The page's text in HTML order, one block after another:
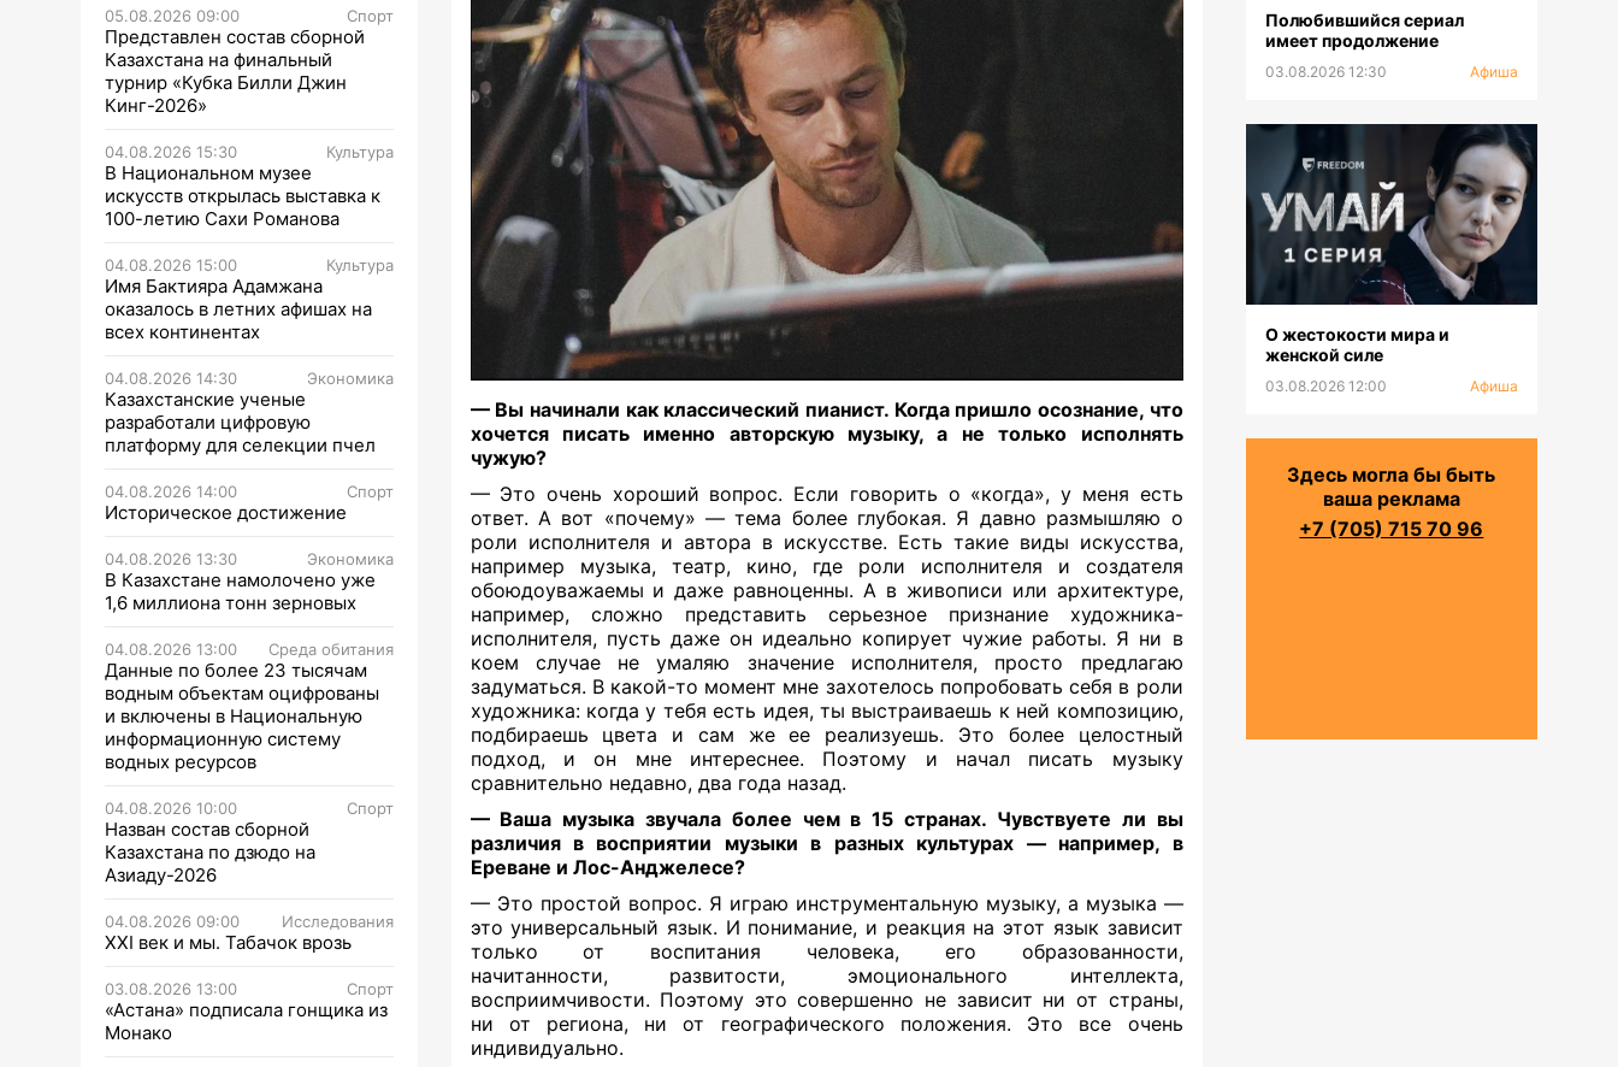
05.08.2026 09:00 Спорт
Представлен состав сборной
Казахстана на финальный
турнир «Кубка Билли Джин
Кинг-2026»
04.08.2026 15:30 Культура
В Национальном музее
искусств открылась выставка к
100-летию Сахи Романова
04.08.2026 15:00 Культура
Имя Бактияра Адамжана
оказалось в летних афишах на
всех континентах
04.08.2026 14:30 Экономика
Казахстанские ученые
разработали цифровую
платформу для селекции пчел
04.08.2026 14:00 Спорт
Историческое достижение
04.08.2026 13:30 Экономика
В Казахстане намолочено уже
1,6 миллиона тонн зерновых
04.08.2026 13:00 Среда обитания
Данные по более 23 тысячам
водным объектам оцифрованы
и включены в Национальную
информационную систему
водных ресурсов
04.08.2026 10:00 Спорт
Назван состав сборной
Казахстана по дзюдо на
Азиаду-2026
04.08.2026 09:00 Исследования
XXI век и мы. Табачок врозь
03.08.2026 13:00 Спорт
«Астана» подписала гонщика из
Монако
— Вы начинали как классический пианист. Когда пришло осознание, что
хочется писать именно авторскую музыку, а не только исполнять
чужую?
— Это очень хороший вопрос. Если говорить о «когда», у меня есть
ответ. А вот «почему» — тема более глубокая. Я давно размышляю о
роли исполнителя и автора в искусстве. Есть такие виды искусства,
например музыка, театр, кино, где роли исполнителя и создателя
обоюдоуважаемы и даже равноценны. А в живописи или архитектуре,
например, сложно представить серьезное признание художника-
исполнителя, пусть даже он идеально копирует чужие работы. Я ни в
коем случае не умаляю значение исполнителя, просто предлагаю
задуматься. В какой-то момент мне захотелось попробовать себя в роли
художника: когда у тебя есть идея, ты выстраиваешь к ней композицию,
подбираешь цвета и сам же ее реализуешь. Это более целостный
подход, и он мне интереснее. Поэтому и начал писать музыку
сравнительно недавно, два года назад.
— Ваша музыка звучала более чем в 15 странах. Чувствуете ли вы
различия в восприятии музыки в разных культурах — например, в
Ереване и Лос-Анджелесе?
— Это простой вопрос. Я играю инструментальную музыку, а музыка —
это универсальный язык. И понимание, и реакция на этот язык зависит
только от воспитания человека, его образованности,
начитанности, развитости, эмоционального интеллекта,
восприимчивости. Поэтому это совершенно не зависит ни от страны,
ни от региона, ни от географического положения. Это все очень
индивидуально.
Полюбившийся сериал
имеет продолжение
03.08.2026 12:30 Афиша
О жестокости мира и
женской силе
03.08.2026 12:00 Афиша
Здесь могла бы быть
ваша реклама
+7 (705) 715 70 96